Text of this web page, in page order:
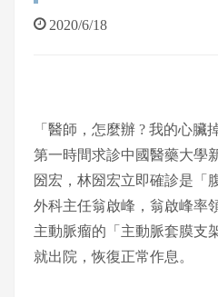
2020/6/18
「醫師，怎麼辦 ? 我的心臟
第一時間求診中國醫藥大學
圀宏，林圀宏立即確診是「
外科主任翁啟峰，翁啟峰率
主動脈瘤的「主動脈套膜支
就出院，恢復正常作息。